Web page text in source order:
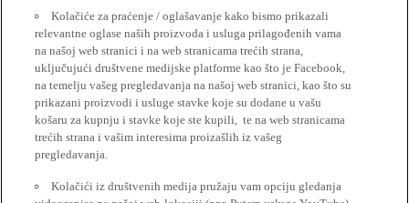
Kolačiće za praćenje / oglašavanje kako bismo prikazali
relevantne oglase naših proizvoda i usluga prilagođenih vama
na našoj web stranici i na web stranicama trećih strana,
uključujući društvene medijske platforme kao što je Facebook,
na temelju vašeg pregledavanja na našoj web stranici, kao što su
prikazani proizvodi i usluge stavke koje su dodane u vašu
košaru za kupnju i stavke koje ste kupili, te na web stranicama
trećih strana i vašim interesima proizašlih iz vašeg
pregledavanja.
Kolačići iz društvenih medija pružaju vam opciju gledanja